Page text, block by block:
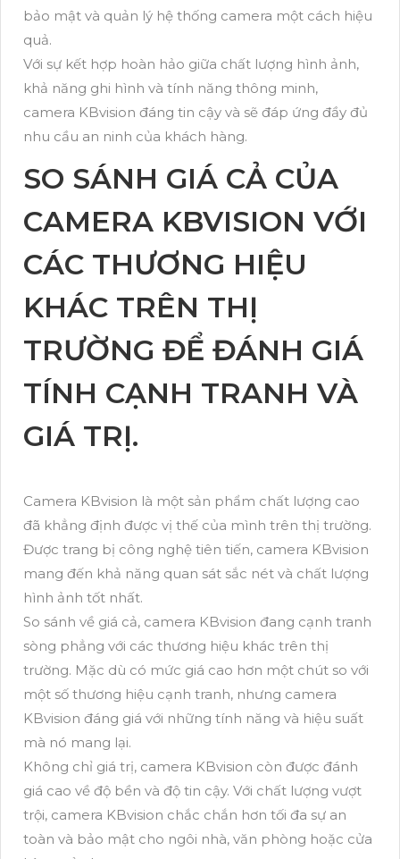
bảo mật và quản lý hệ thống camera một cách hiệu
quả.
Với sự kết hợp hoàn hảo giữa chất lượng hình ảnh,
khả năng ghi hình và tính năng thông minh,
camera KBvision đáng tin cậy và sẽ đáp ứng đầy đủ
nhu cầu an ninh của khách hàng.
SO SÁNH GIÁ CẢ CỦA
CAMERA KBVISION VỚI
CÁC THƯƠNG HIỆU
KHÁC TRÊN THỊ
TRƯỜNG ĐỂ ĐÁNH GIÁ
TÍNH CẠNH TRANH VÀ
GIÁ TRỊ.
Camera KBvision là một sản phẩm chất lượng cao
đã khẳng định được vị thế của mình trên thị trường.
Được trang bị công nghệ tiên tiến, camera KBvision
mang đến khả năng quan sát sắc nét và chất lượng
hình ảnh tốt nhất.
So sánh về giá cả, camera KBvision đang cạnh tranh
sòng phẳng với các thương hiệu khác trên thị
trường. Mặc dù có mức giá cao hơn một chút so với
một số thương hiệu cạnh tranh, nhưng camera
KBvision đáng giá với những tính năng và hiệu suất
mà nó mang lại.
Không chỉ giá trị, camera KBvision còn được đánh
giá cao về độ bền và độ tin cậy. Với chất lượng vượt
trội, camera KBvision chắc chắn hơn tối đa sự an
toàn và bảo mật cho ngôi nhà, văn phòng hoặc cửa